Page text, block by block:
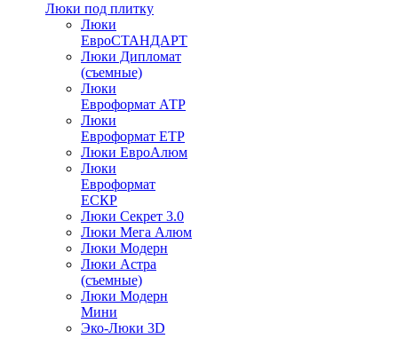
Люки под плитку
Люки
ЕвроСТАНДАРТ
Люки Дипломат
(съемные)
Люки
Евроформат АТР
Люки
Евроформат ЕТР
Люки ЕвроАлюм
Люки
Евроформат
ЕСКР
Люки Секрет 3.0
Люки Мега Алюм
Люки Модерн
Люки Астра
(съемные)
Люки Модерн
Мини
Эко-Люки 3D